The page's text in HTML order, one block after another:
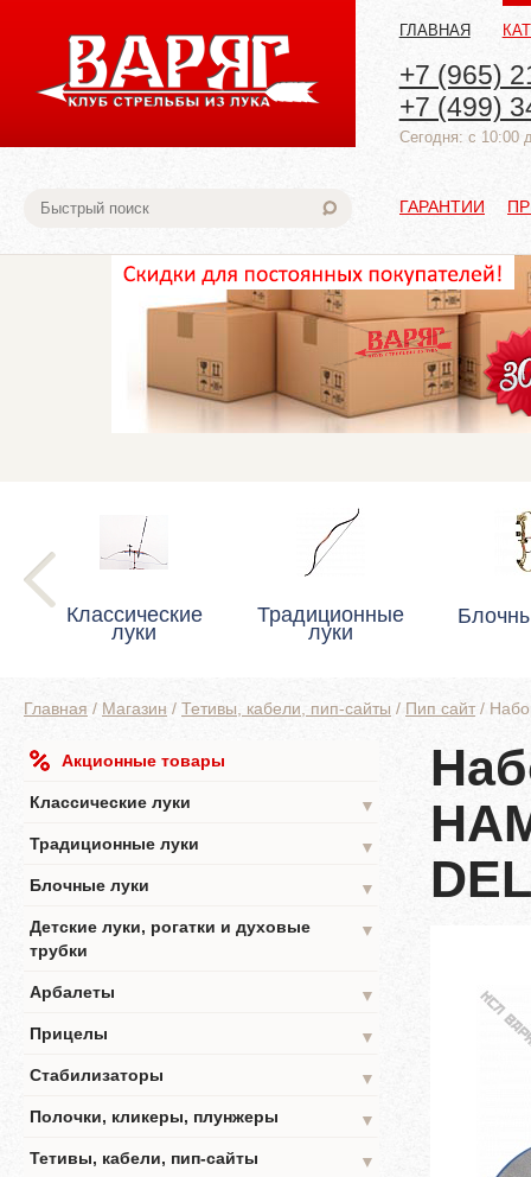
ГЛАВНАЯ
+7 (965)
+7 (499)
Cегодня: с 10:00
ГАРАНТИИ
Классические
луки
Традиционные
луки
Главная / Магазин / Тетивы, кабели, пип-сайты / Пип сайт /
Акционные товары
Классические луки
▼
Традиционные луки
▼
Блочные луки
▼
Детские луки, рогатки и духовые
трубки
▼
Арбалеты
▼
Прицелы
▼
Стабилизаторы
▼
Полочки, кликеры, плунжеры
▼
Тетивы, кабели, пип-сайты
▼